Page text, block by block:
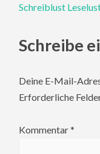
Schreiblust
Schreibe
Deine E-Mail-
Erforderliche
Kommentar*